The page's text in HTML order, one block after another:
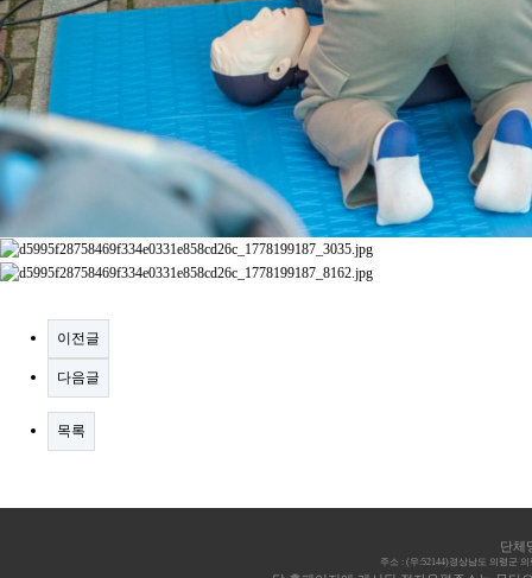
이전글
다음글
목록
단체
주소 : (우:52144)경상남도 의령군 의